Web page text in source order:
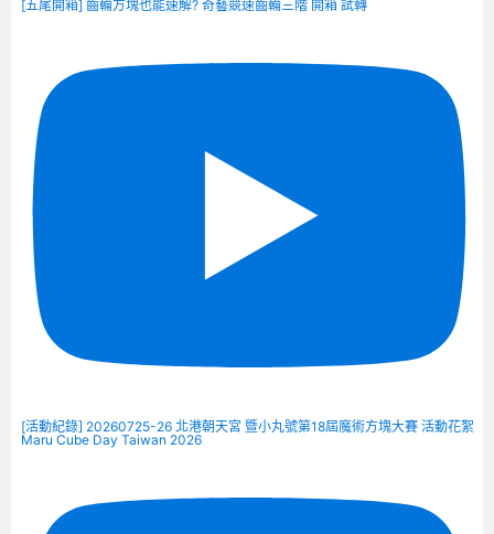
[五尾開箱] 齒輪方塊也能速解? 奇藝競速齒輪三階 開箱 試轉
[活動紀錄] 20260725-26 北港朝天宮 暨小丸號第18屆魔術方塊大賽 活動花絮
Maru Cube Day Taiwan 2026